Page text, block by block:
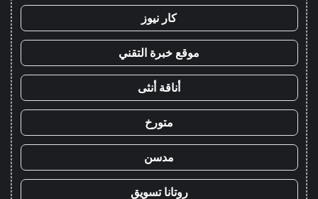
كار نيوز
موقع خبرة التقني
أناقة أنثى
متورخ
مدسن
روتانا تسويق